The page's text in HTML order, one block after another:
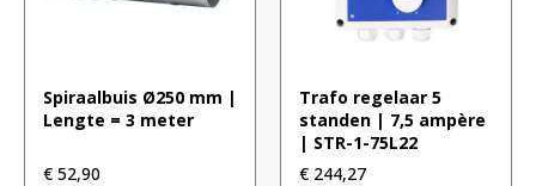
Spiraalbuis Ø250 mm |
Lengte = 3 meter
€ 52,90
Trafo regelaar 5
standen | 7,5 ampère
| STR-1-75L22
€ 244,27